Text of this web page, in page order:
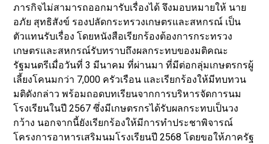
ภารกิจไม่สามารถออกมารับเรื่องได้ จึงมอบหมายให้ นาย
อภัย สุทธิสังข์ รองปลัดกระทรวงเกษตรและสหกรณ์ เป็น
ตัวแทนรับเรื่อง โดยหนังสือเรียกร้องต้องการกระทรวง
เกษตรและสหกรณ์รับทราบถึงผลกระทบของมติคณะ
รัฐมนตรีเมื่อวันที่ 3 มีนาคม ที่ผ่านมา ที่มีต่อกลุ่มเกษตรกรผู้
เลี้ยงโคนมกว่า 7,000 ครัวเรือน และเรียกร้องให้มีทบทวน
มติดังกล่าว พร้อมถอดบทเรียนจากการบริหารจัดการนม
โรงเรียนในปี 2567 ซึ่งมีเกษตรกรได้รับผลกระทบเป็นวง
กว้าง นอกจากนี้ยังเรียกร้องให้มีการทำประชาพิจารณ์
โครงการอาหารเสริมนมโรงเรียนปี 2568 โดยขอให้ภาครัฐ